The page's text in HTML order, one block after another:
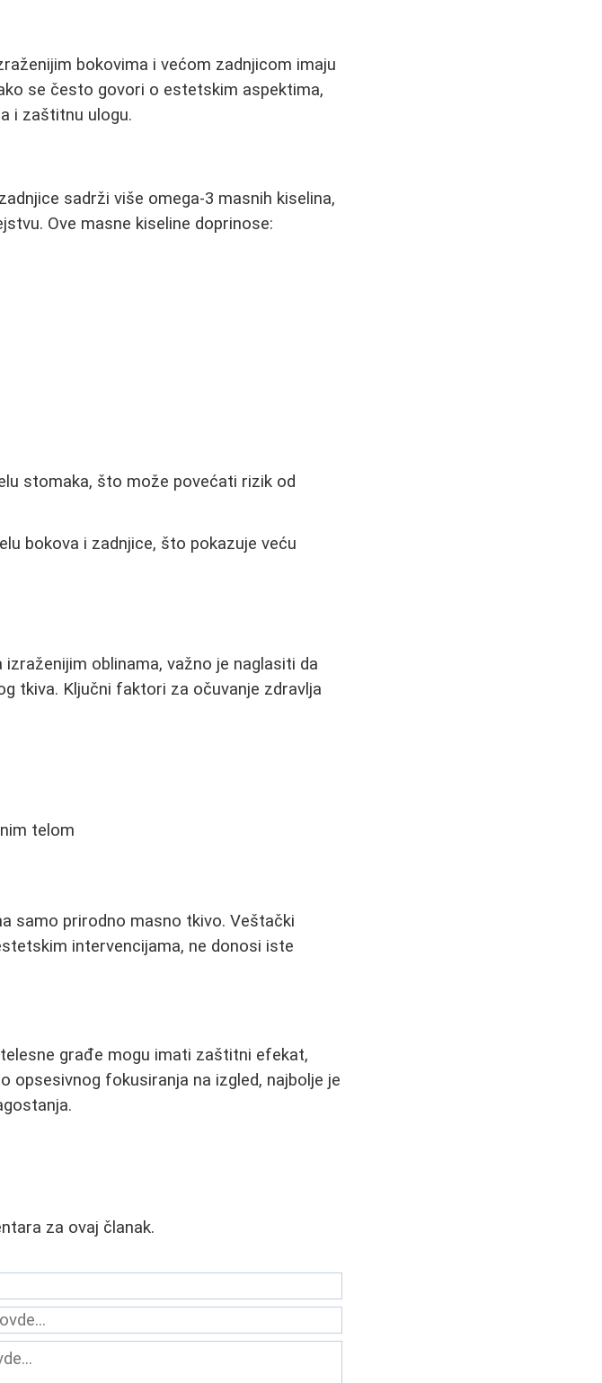
bokovima i većom zadnjicom imaju
se često govori o estetskim aspektima,
i zaštitnu ulogu.
sadrži više omega-3 masnih kiselina,
Ove masne kiseline doprinose:
stomaka, što može povećati rizik od
bokova i zadnjice, što pokazuje veću
oblinama, važno je naglasiti da
tkiva. Ključni faktori za očuvanje zdravlja
telom
samo prirodno masno tkivo. Veštački
intervencijama, ne donosi iste
građe mogu imati zaštitni efekat,
opsesivnog fokusiranja na izgled, najbolje je
za ovaj članak.